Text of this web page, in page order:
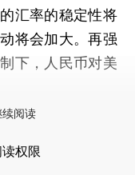
汇率的稳定性将
将会加大。再强
下，人民币对美
续阅读
权限